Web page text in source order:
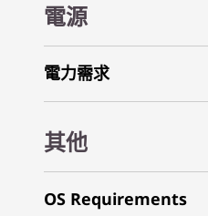
電源
電力需求
其他
OS Requirements